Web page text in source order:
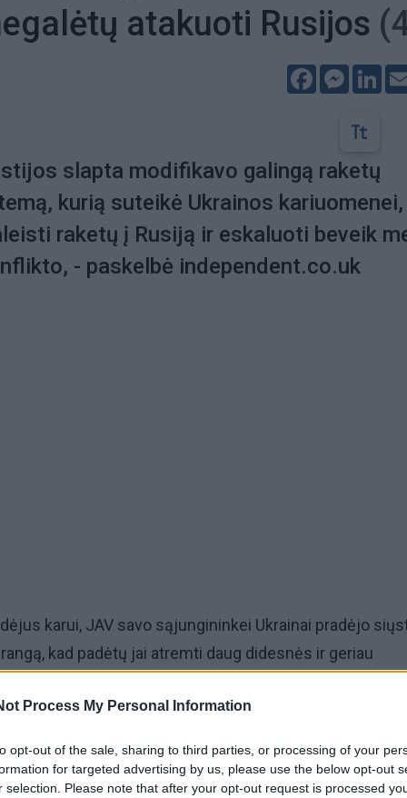
Process My Personal Information
opt-out of the sale, sharing to third parties, or processing of your
for targeted advertising by us, please use the below opt-out
selection. Please note that after your opt-out request is processed
atakuoti Rusijos
Facebook
slapta modifikavo galingą raketų
kurią suteikė Ukrainos
raketų į Rusiją ir eskaluoti beveik
- paskelbė independent.co.uk
karui, JAV savo sąjungininkei Ukrainai pradėjo
kad padėtų jai atremti daug didesnės ir geriau
- karinių sunkvežimių, naudojamų palydovų valdomoms